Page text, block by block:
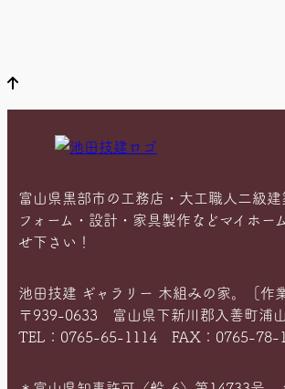
富山県黒部市の工務店・大工職人二級
フォーム・設計・家具製作などマイホー
せ下さい！
池田技建 ギャラリー 木組みの家。［作
〒939-0633 富山県下新川郡入善町浦
TEL：0765-65-1114 FAX：0765-78-